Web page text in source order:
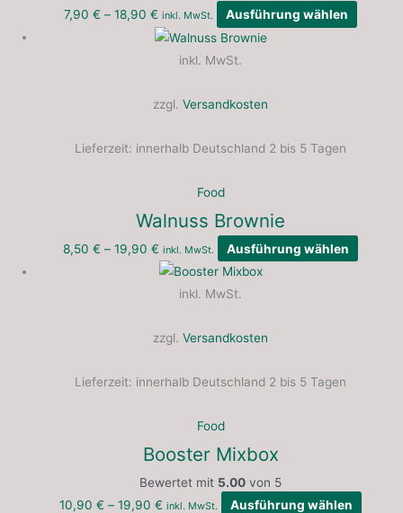
7,90 € – 18,90 € inkl. MwSt. Ausführung wählen
inkl. MwSt.
zzgl. Versandkosten
Lieferzeit: innerhalb Deutschland 2 bis 5 Tagen
Food
Walnuss Brownie
8,50 € – 19,90 € inkl. MwSt. Ausführung wählen
inkl. MwSt.
zzgl. Versandkosten
Lieferzeit: innerhalb Deutschland 2 bis 5 Tagen
Food
Booster Mixbox
Bewertet mit 5.00 von 5
10,90 € – 19,90 € inkl. MwSt. Ausführung wählen